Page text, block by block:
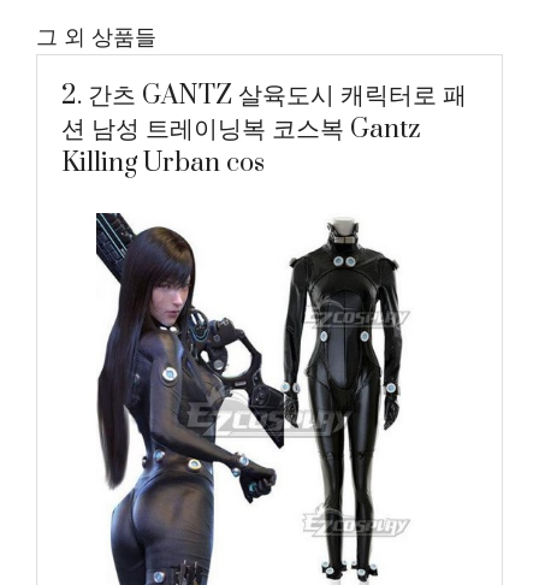
그 외 상품들
2. 간츠 GANTZ 살육도시 캐릭터로 패
션 남성 트레이닝복 코스복 Gantz
Killing Urban cos